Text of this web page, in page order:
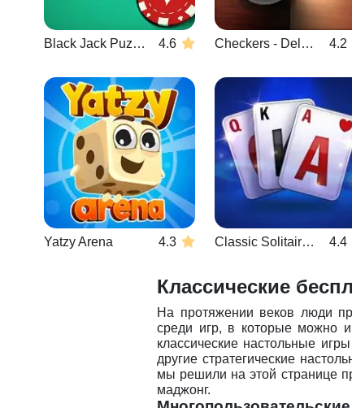
Black Jack Puzzle 4.6 Checkers - Deluxe Edition 4.2
Yatzy Arena 4.3 Classic Solitaire Blue 4.4
Классические
На протяжении веков люди
среди игр, в которые можно
классические настольные
другие стратегические
мы решили на этой странице
маджонг.